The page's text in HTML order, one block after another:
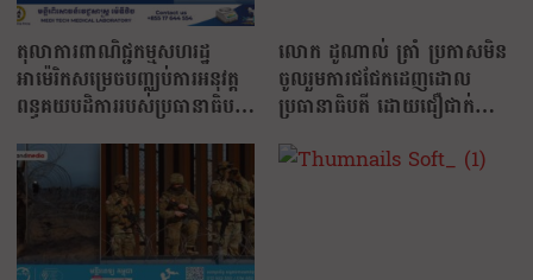
តុលាការពាណិជ្ជកម្មសហរដ្ឋ
អាម៉េរិកសម្រេចបញ្ឈប់ការអនុវត្ត
ពន្ធគយបដិការរបស់ប្រធានាធិបតី
ដូណាល់ ត្រាំ!
លោក ដូណាល់ ត្រាំ ប្រកាសមិន
ចូលរួមការជជែកដេញដោល
ប្រធានាធិបតី ដោយជឿជាក់លើ
សំឡេងនាំមុខរបស់គាត់លើដៃគូ
ប្រកួតប្រជែង